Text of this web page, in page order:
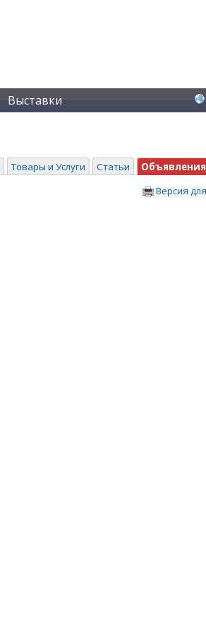
Выставки
Товары и Услуги Статьи Объявления
Версия